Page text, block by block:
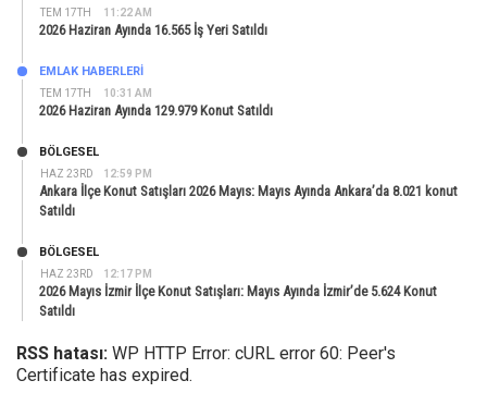
TEM 17TH 11:22 AM
2026 Haziran Ayında 16.565 İş Yeri Satıldı
TEM 17TH 10:31 AM
EMLAK HABERLERI
2026 Haziran Ayında 129.979 Konut Satıldı
HAZ 23RD 12:59 PM
BÖLGESEL
Ankara İlçe Konut Satışları 2026 Mayıs: Mayıs Ayında Ankara’da 8.021 konut
Satıldı
HAZ 23RD 12:17 PM
BÖLGESEL
2026 Mayıs İzmir İlçe Konut Satışları: Mayıs Ayında İzmir’de 5.624 Konut
Satıldı
RSS hatası: WP HTTP Error: cURL error 60: Peer's
Certificate has expired.